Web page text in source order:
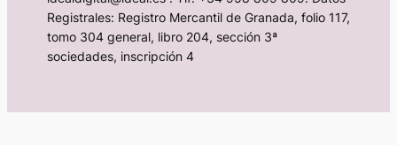
Registrales: Registro Mercantil de Granada, folio 117,
tomo 304 general, libro 204, sección 3ª
sociedades, inscripción 4